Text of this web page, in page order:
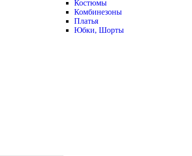
Костюмы
Комбинезоны
Платья
Юбки, Шорты